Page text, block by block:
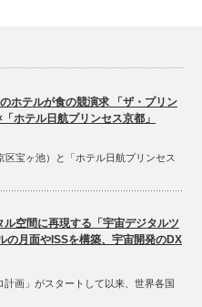
ホテルが食の競演求 「ザ・プリン
ホテル日航プリンセス京都」
区宝ヶ池）と「ホテル日航プリンセス
ル空間に再現する「宇宙デジタルツ
の月面やISSを構築、宇宙開発のDX
画」がスタートして以来、世界各国